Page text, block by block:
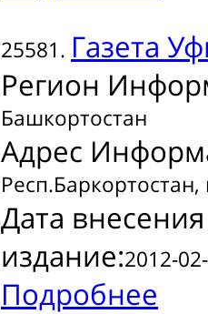
25581. Газета
Регион
Башкортостан
Адрес
Дата
издание:2012-
Подробнее